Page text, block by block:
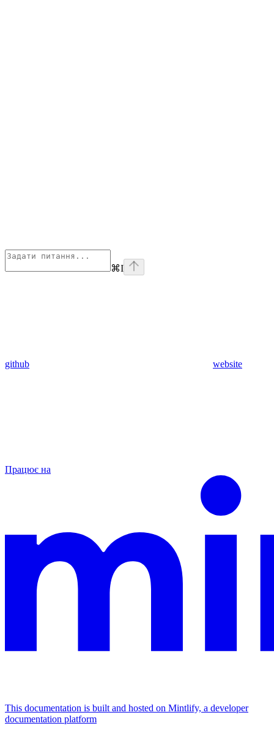
⌘I
github website
Працює на
This documentation is built and hosted on Mintlify, a developer
documentation platform